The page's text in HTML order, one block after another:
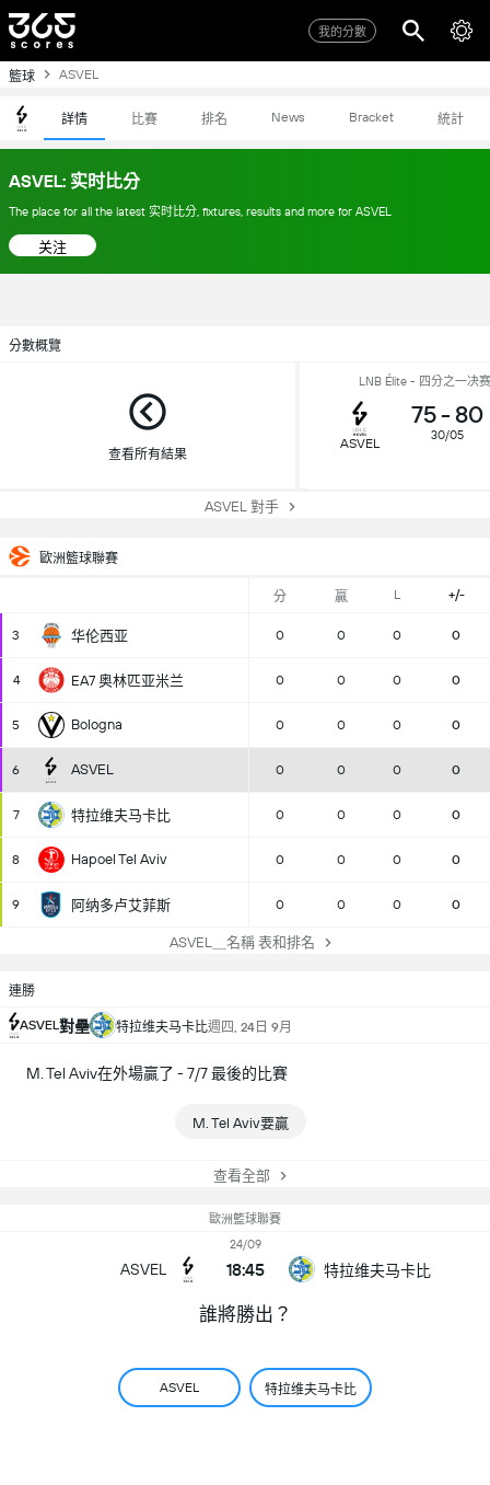
我的分數
籃球 ASVEL
詳情 比賽 排名 News Bracket 統計
ASVEL: 实时比分
The place for all the latest 实时比分, fixtures, results and more for ASVEL
关注
分數概覽
查看所有結果
LNB Élite - 四分之一决
ASVEL
75- 80
30/05
ASVEL 對手
歐洲籃球聯賽
分 贏 L +/-
3 华伦西亚 0 0 0 0
4 EA7 奥林匹亚米兰 0 0 0 0
5 Bologna 0 0 0 0
6 ASVEL 0 0 0 0
7 特拉维夫马卡比 0 0 0 0
8 Hapoel Tel Aviv 0 0 0 0
9 阿纳多卢艾菲斯 0 0 0 0
ASVEL＿名稱 表和排名
連勝
ASVEL對壘 特拉维夫马卡比週四, 24日 9月
M. Tel Aviv在外場贏了 - 7/7 最後的比賽
M. Tel Aviv要贏
查看全部
歐洲籃球聯賽
ASVEL
24/09
18:45 特拉维夫马卡比
誰將勝出？
ASVEL 特拉维夫马卡比